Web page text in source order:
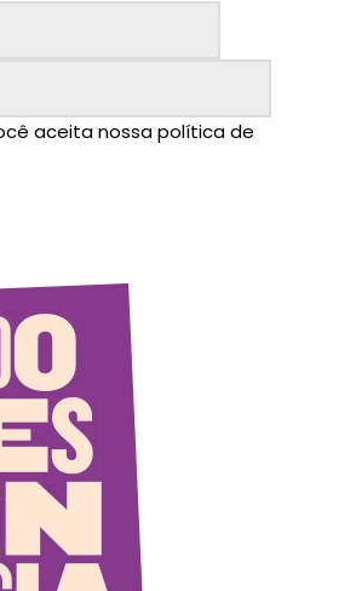
aceita nossa política de